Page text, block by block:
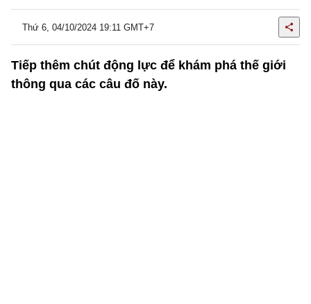
Thứ 6, 04/10/2024 19:11 GMT+7
Tiếp thêm chút động lực để khám phá thế giới
thông qua các câu đố này.